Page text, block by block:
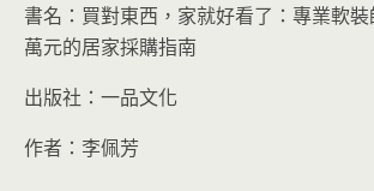
書名：買對東西，家就好看了：專業軟
萬元的居家採購指南
出版社：一品文化
作者：李佩芳